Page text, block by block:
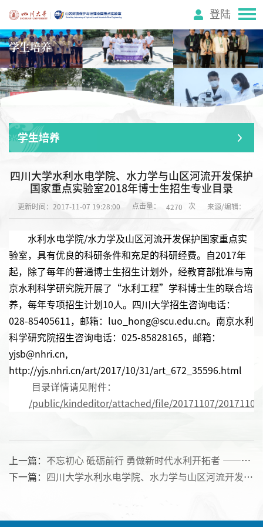
登陆
学生培养
学生培养
四川大学水利水电学院、水力学与山区河流开发保护
国家重点实验室2018年博士生招生专业目录
更新时间：2017-11-07 19:28:00 点击量： 4270 次 来源/编辑：
水利水电学院/水力学及山区河流开发保护国家重点实
验室，具有优良的科研条件和充足的科研经费。自2017年
起，除了每年的普通博士生招生计划外，经教育部批准与南
京水利科学研究院开展了“水利工程”学科博士生的联合培
养，每年专项招生计划10人。四川大学招生咨询电话：
028-85405611，邮箱：luo_hong@scu.edu.cn。南京水利
科学研究院招生咨询电话：025-85828165，邮箱：
yjsb@nhri.cn,
http://yjs.nhri.cn/art/2017/10/31/art_672_35596.html
目录详情请见附件：
/public/kindeditor/attached/file/20171107/
上一篇： 不忘初心 砥砺前行 勇做新时代水利开拓者 ——记水利水电学院院长刘超教授给研究生做专题讲授
下一篇： 四川大学水利水电学院、水力学与山区河流开发保护国家重点实验室2018年申请考核制博士研究生招生简章